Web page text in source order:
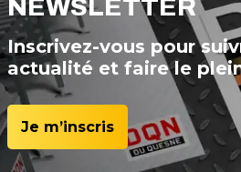
NEWSLETTER
Inscrivez-vous pour
actualité et faire le
Je m’inscris